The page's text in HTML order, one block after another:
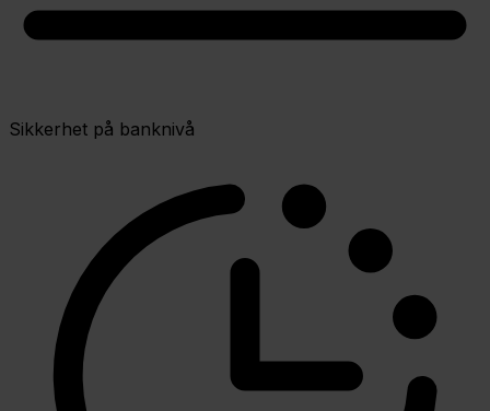
Sikkerhet på banknivå